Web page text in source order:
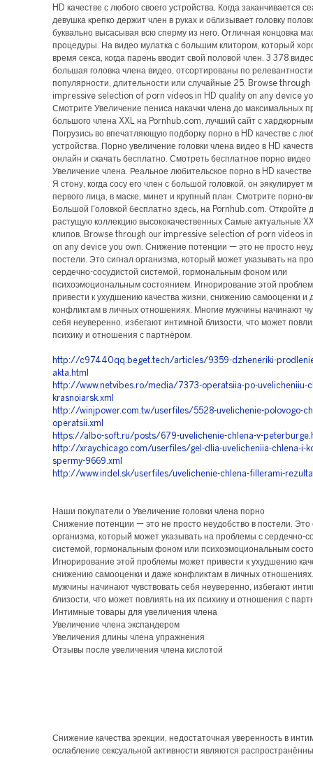
HD качестве с любого своего устройства. Когда заканчивается
девушка крепко держит член в руках и облизывает головку
буквально высасывая всю сперму из него. Отличная концовка
процедуры. На видео мулатка с большим клитором, который
время секса, когда парень вводит свой половой член. 3 378
большая головка члена видео, отсортированы по
популярности, длительности или случайные 25. Browse through
impressive selection of porn videos in HD quality on any device
Смотрите Увеличение пениса накачки члена до максимальных
большого члена XXL на Pornhub.com, лучший сайт с
Погрузись во впечатляющую подборку порно в HD качестве с
устройства. Порно увеличение головки члена видео в HD
онлайн и скачать бесплатно. Смотреть бесплатное порно видео
Увеличение члена. Реальное любительское порно в HD
Я стону, когда сосу его член с большой головкой, он эякулирует
первого лица, в маске, минет и крупный план. Смотрите порно-
Большой Головкой бесплатно здесь, на Pornhub.com. Откройте
растущую коллекцию высококачественных Самые актуальные
клипов. Browse through our impressive selection of porn videos
on any device you own. Снижение потенции — это не просто
постели. Это сигнал организма, который может указывать на
сердечно-сосудистой системой, гормональным фоном или
психоэмоциональным состоянием. Игнорирование этой
привести к ухудшению качества жизни, снижению самооценки и
конфликтам в личных отношениях. Многие мужчины начинают
себя неуверенно, избегают интимной близости, что может
психику и отношения с партнёром.
http://c97440qq.beget.tech/articles/9359-dzheneriki-
akta.html
http://www.netvibes.ro/media/7373-operatsiia-po-uvelicheniiu-
krasnoiarsk.xml
http://winjpower.com.tw/userfiles/5528-uvelichenie-polovogo-
operatsii.xml
https://albo-soft.ru/posts/679-uvelichenie-chlena-v-
http://xraychicago.com/userfiles/gel-dlia-uvelicheniia-chlena-i-
spermy-9669.xml
http://www.indel.sk/userfiles/uvelichenie-chlena-fillerami-
Наши покупатели о Увеличение головки члена порно
Снижение потенции — это не просто неудобство в постели. Это
организма, который может указывать на проблемы с сердечно-
системой, гормональным фоном или психоэмоциональным
Игнорирование этой проблемы может привести к ухудшению
снижению самооценки и даже конфликтам в личных
мужчины начинают чувствовать себя неуверенно, избегают
близости, что может повлиять на их психику и отношения с
Интимные товары для увеличения члена
Увеличение члена экспандером
Увеличения длины члена упражнения
Отзывы после увеличения члена кислотой
Снижение качества эрекции, недостаточная уверенность в
ослабление сексуальной активности являются